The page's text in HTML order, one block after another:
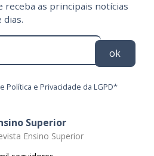
receba as principais notícias
dias.
ok
Política e Privacidade da LGPD*
Superior
Ensino Superior